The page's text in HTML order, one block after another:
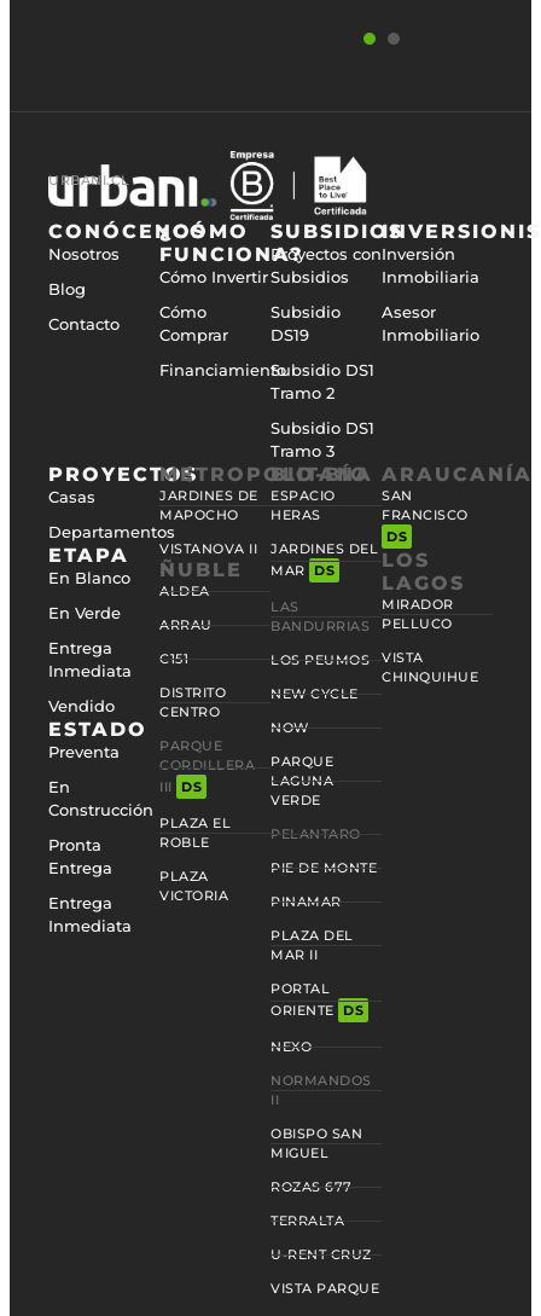
URBANI.CL
CONÓCENOS
Nosotros
Blog
Contacto
¿CÓMO
FUNCIONA?
Cómo Invertir
Cómo
Comprar
Financiamiento
SUBSIDIOS
Proyectos con
Subsidios
Subsidio
DS19
Subsidio DS1
Tramo 2
Subsidio DS1
Tramo 3
Inversión
Inmobiliaria
Asesor
Inmobiliario
PROYECTOS
Casas
Departamentos
ETAPA
En Blanco
En Verde
Entrega
Inmediata
Vendido
ESTADO
Preventa
En
Construcción
Pronta
Entrega
Entrega
Inmediata
METROPOLITANA
JARDINES DE
MAPOCHO
VISTANOVA II
ÑUBLE
ALDEA
ARRAU
C151
DISTRITO
CENTRO
PARQUE
CORDILLERA
III
DS
PLAZA EL
ROBLE
PLAZA
VICTORIA
BIO-BÍO
ESPACIO
HERAS
JARDINES DEL
MAR
DS
LAS
BANDURRIAS
LOS PEUMOS
NEW CYCLE
NOW
PARQUE
LAGUNA
VERDE
PELANTARO
PIE DE MONTE
PINAMAR
PLAZA DEL
MAR II
PORTAL
ORIENTE
DS
NEXO
NORMANDOS
II
OBISPO SAN
MIGUEL
ROZAS 677
TERRALTA
U-RENT CRUZ
VISTA PARQUE
ARAUCANÍA
SAN
FRANCISCO
DS
LOS
LAGOS
MIRADOR
PELLUCO
VISTA
CHINQUIHUE